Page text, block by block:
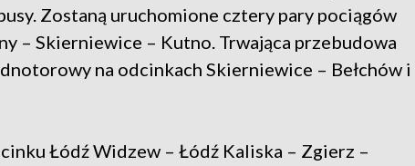
Zostaną uruchomione cztery pary pociągów
– Skierniewice – Kutno. Trwająca przebudowa
na odcinkach Skierniewice – Bełchów i
Łódź Widzew – Łódź Kaliska – Zgierz –